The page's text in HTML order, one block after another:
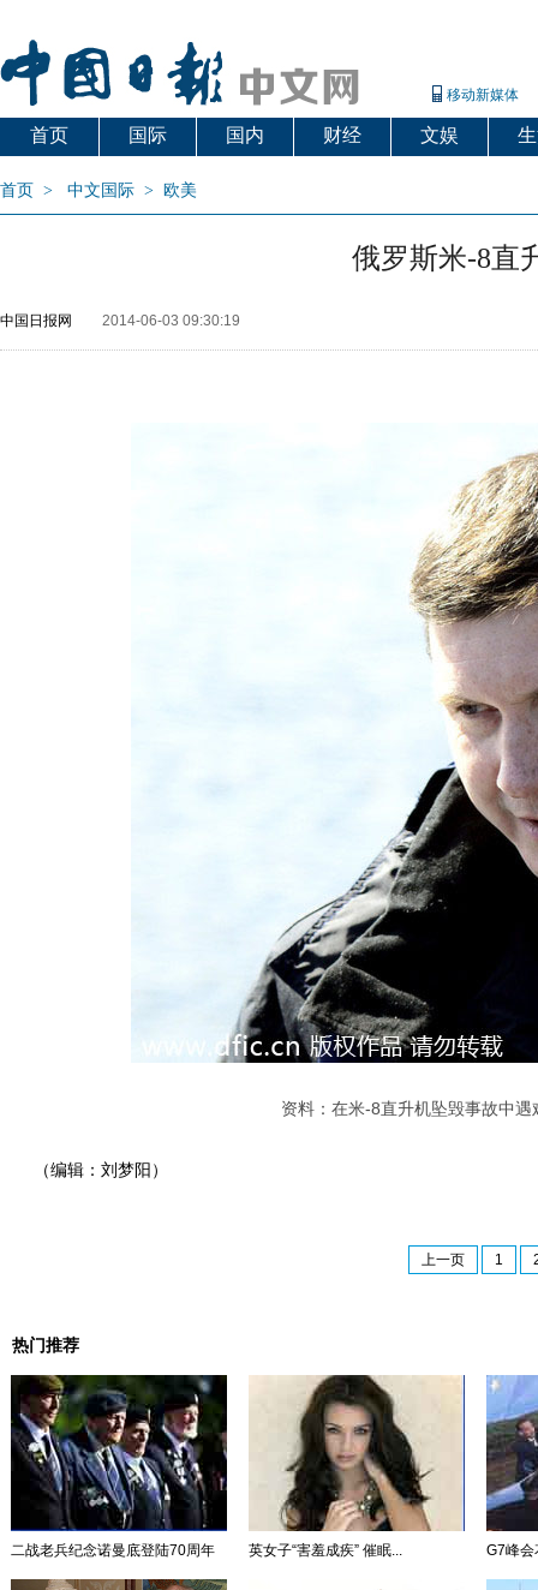
移动新媒体
首页 国际 国内 财经 文娱
首页 > 中文国际 > 欧美
俄罗斯米-8直
中国日报网 2014-06-03 09:30:19
资料：在米-8直升机坠毁事故中
（编辑：刘梦阳）
上一页 1
热门推荐
二战老兵纪念诺曼底登陆70周年 英女子“害羞成疾” 催眠... G7峰会